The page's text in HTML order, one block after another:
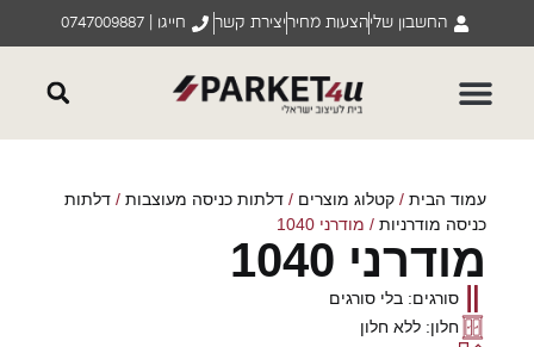
החשבון שליהצעות מחיריצירת קשר חייגו | 0747009887
עמוד הבית/קטלוג מוצרים/דלתות כניסה מעוצבות/דלתות
כניסה מודרניות/ מודרני 1040
מודרני 1040
סורגים: בלי סורגים
חלון: ללא חלון